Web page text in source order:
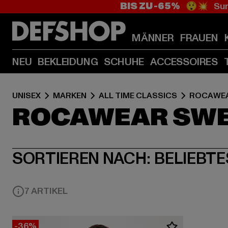
BIS ZU -65% 😲💥
MÄNNER FRAUEN
NEU BEKLEIDUNG SCHUHE ACCESSOIRES
UNISEX MARKEN ALL TIME CLASSICS
ROCAWEAR
SORTIEREN NACH:
7 ARTIKEL